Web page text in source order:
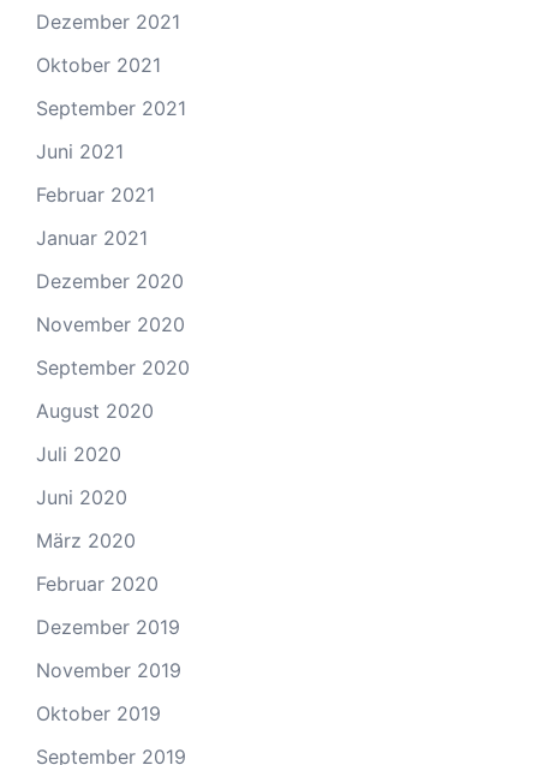
Dezember 2021
Oktober 2021
September 2021
Juni 2021
Februar 2021
Januar 2021
Dezember 2020
November 2020
September 2020
August 2020
Juli 2020
Juni 2020
März 2020
Februar 2020
Dezember 2019
November 2019
Oktober 2019
September 2019